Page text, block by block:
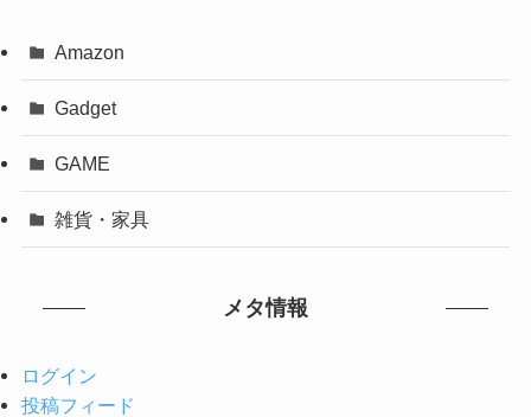
Amazon
Gadget
GAME
雑貨・家具
メタ情報
ログイン
投稿フィード